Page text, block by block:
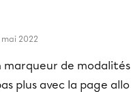
mai 2022
marqueur de
plus avec la page